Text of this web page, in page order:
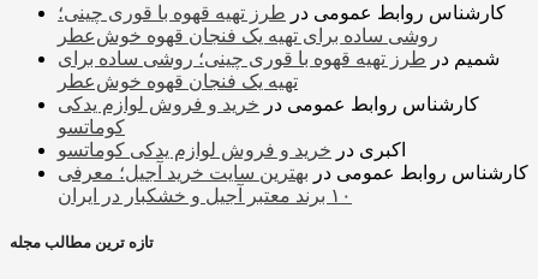
کارشناس روابط عمومی در طرز تهیه قهوه با قوری چینی؛
روشی ساده برای تهیه یک فنجان قهوه خوش‌عطر
شمیم در طرز تهیه قهوه با قوری چینی؛ روشی ساده برای
تهیه یک فنجان قهوه خوش‌عطر
کارشناس روابط عمومی در خرید و فروش لوازم یدکی
کوماتسو
اکبری در خرید و فروش لوازم یدکی کوماتسو
کارشناس روابط عمومی در بهترین سایت خرید آجیل؛ معرفی
۱۰ برند معتبر آجیل و خشکبار در ایران
تازه ترین مطالب مجله